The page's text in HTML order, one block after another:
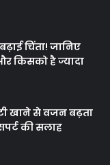
चिंता! जानिए
किसको है ज्यादा
खाने से वजन बढ़ता
की सलाह